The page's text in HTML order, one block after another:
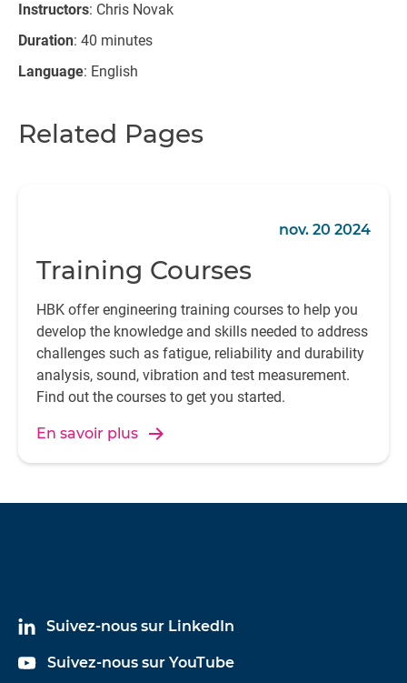
Instructors: Chris Novak
Duration: 40 minutes
Language: English
Related Pages
nov. 20 2024
Training Courses
HBK offer engineering training courses to help you
develop the knowledge and skills needed to address
challenges such as fatigue, reliability and durability
analysis, sound, vibration and test measurement.
Find out the courses to get you started.
En savoir plus
Suivez-nous sur LinkedIn
Suivez-nous sur YouTube